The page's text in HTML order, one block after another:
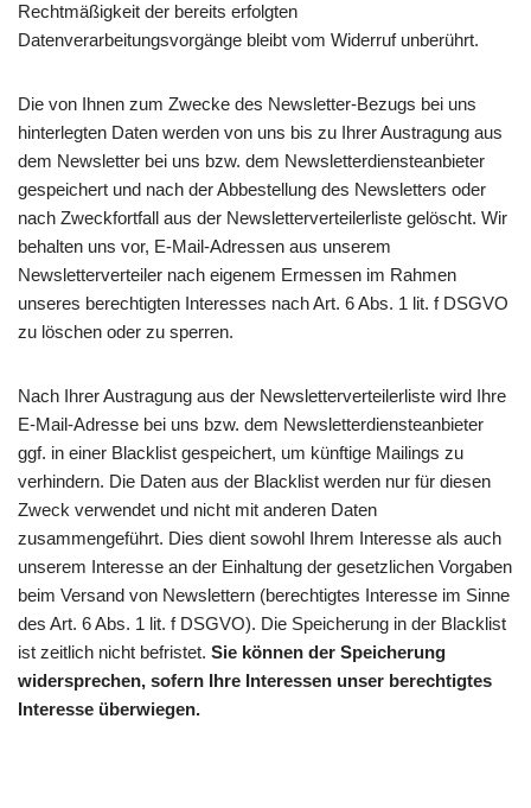
Rechtmäßigkeit der bereits erfolgten
Datenverarbeitungsvorgänge bleibt vom Widerruf unberührt.
Die von Ihnen zum Zwecke des Newsletter-Bezugs bei uns
hinterlegten Daten werden von uns bis zu Ihrer Austragung aus
dem Newsletter bei uns bzw. dem Newsletterdiensteanbieter
gespeichert und nach der Abbestellung des Newsletters oder
nach Zweckfortfall aus der Newsletterverteilerliste gelöscht. Wir
behalten uns vor, E-Mail-Adressen aus unserem
Newsletterverteiler nach eigenem Ermessen im Rahmen
unseres berechtigten Interesses nach Art. 6 Abs. 1 lit. f DSGVO
zu löschen oder zu sperren.
Nach Ihrer Austragung aus der Newsletterverteilerliste wird Ihre
E-Mail-Adresse bei uns bzw. dem Newsletterdiensteanbieter
ggf. in einer Blacklist gespeichert, um künftige Mailings zu
verhindern. Die Daten aus der Blacklist werden nur für diesen
Zweck verwendet und nicht mit anderen Daten
zusammengeführt. Dies dient sowohl Ihrem Interesse als auch
unserem Interesse an der Einhaltung der gesetzlichen Vorgaben
beim Versand von Newslettern (berechtigtes Interesse im Sinne
des Art. 6 Abs. 1 lit. f DSGVO). Die Speicherung in der Blacklist
ist zeitlich nicht befristet. Sie können der Speicherung
widersprechen, sofern Ihre Interessen unser berechtigtes
Interesse überwiegen.